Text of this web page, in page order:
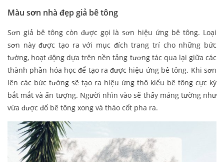
Màu sơn nhà đẹp giả bê tông
Sơn giả bê tông còn được gọi là sơn hiệu ứng bê tông. Loại
sơn này được tạo ra với mục đích trang trí cho những bức
tường, hoạt động dựa trên nền tảng tương tác qua lại giữa các
thành phần hóa học để tạo ra được hiệu ứng bê tông. Khi sơn
lên các bức tường sẽ tạo ra hiệu ứng thô kiểu bê tông cực kỳ
bắt mắt và ấn tượng. Người nhìn vào sẽ thấy mảng tường như
vừa được đổ bê tông xong và tháo cốt pha ra.